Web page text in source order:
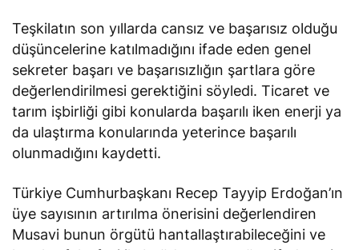
Teşkilatın son yıllarda cansız ve başarısız olduğu
düşüncelerine katılmadığını ifade eden genel
sekreter başarı ve başarısızlığın şartlara göre
değerlendirilmesi gerektiğini söyledi. Ticaret ve
tarım işbirliği gibi konularda başarılı iken enerji ya
da ulaştırma konularında yeterince başarılı
olunmadığını kaydetti.
Türkiye Cumhurbaşkanı Recep Tayyip Erdoğan’ın
üye sayısının artırılma önerisini değerlendiren
Musavi bunun örgütü hantallaştırabileceğini ve